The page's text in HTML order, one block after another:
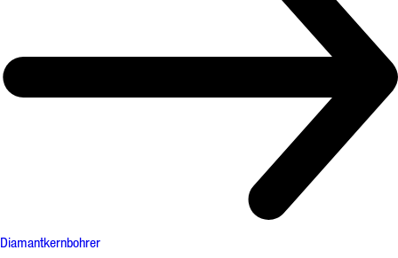
Diamantkernbohrer